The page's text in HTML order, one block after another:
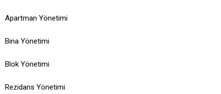
Apartman Yönetimi
Bina Yönetimi
Blok Yönetimi
Rezidans Yönetimi